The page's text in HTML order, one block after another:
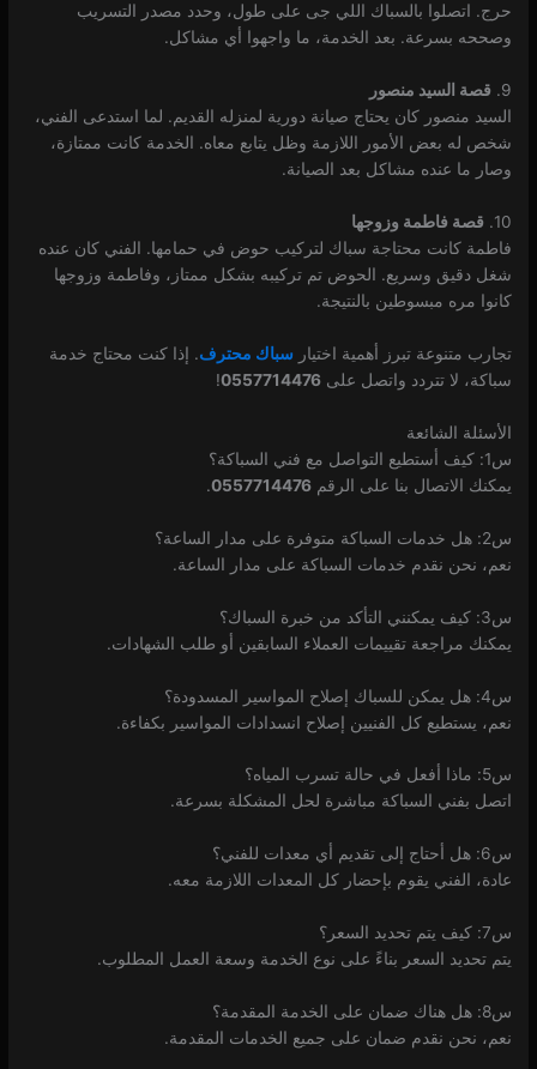
حرج. اتصلوا بالسباك اللي جى على طول، وحدد مصدر التسريب
وصححه بسرعة. بعد الخدمة، ما واجهوا أي مشاكل.
9. قصة السيد منصور
السيد منصور كان يحتاج صيانة دورية لمنزله القديم. لما استدعى الفني،
شخص له بعض الأمور اللازمة وظل يتابع معاه. الخدمة كانت ممتازة،
وصار ما عنده مشاكل بعد الصيانة.
10. قصة فاطمة وزوجها
فاطمة كانت محتاجة سباك لتركيب حوض في حمامها. الفني كان عنده
شغل دقيق وسريع. الحوض تم تركيبه بشكل ممتاز، وفاطمة وزوجها
كانوا مره مبسوطين بالنتيجة.
تجارب متنوعة تبرز أهمية اختيارسباك محترف. إذا كنت محتاج خدمة
سباكة، لا تتردد واتصل على0557714476
!
الأسئلة الشائعة
س1: كيف أستطيع التواصل مع فني السباكة؟
يمكنك الاتصال بنا على الرقم0557714476
.
س2: هل خدمات السباكة متوفرة على مدار الساعة؟
نعم، نحن نقدم خدمات السباكة على مدار الساعة.
س3: كيف يمكنني التأكد من خبرة السباك؟
يمكنك مراجعة تقييمات العملاء السابقين أو طلب الشهادات.
س4: هل يمكن للسباك إصلاح المواسير المسدودة؟
نعم، يستطيع كل الفنيين إصلاح انسدادات المواسير بكفاءة.
س5: ماذا أفعل في حالة تسرب المياه؟
اتصل بفني السباكة مباشرة لحل المشكلة بسرعة.
س6: هل أحتاج إلى تقديم أي معدات للفني؟
عادة، الفني يقوم بإحضار كل المعدات اللازمة معه.
س7: كيف يتم تحديد السعر؟
يتم تحديد السعر بناءً على نوع الخدمة وسعة العمل المطلوب.
س8: هل هناك ضمان على الخدمة المقدمة؟
نعم، نحن نقدم ضمان على جميع الخدمات المقدمة.